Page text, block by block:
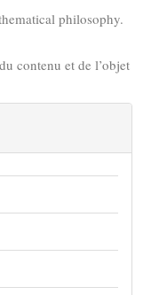
philosophy.
contenu et de l’objet